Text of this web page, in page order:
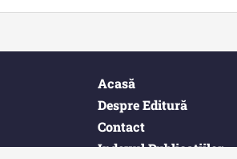
Acasă
Despre Editură
Contact
Indexul Publicațiilor